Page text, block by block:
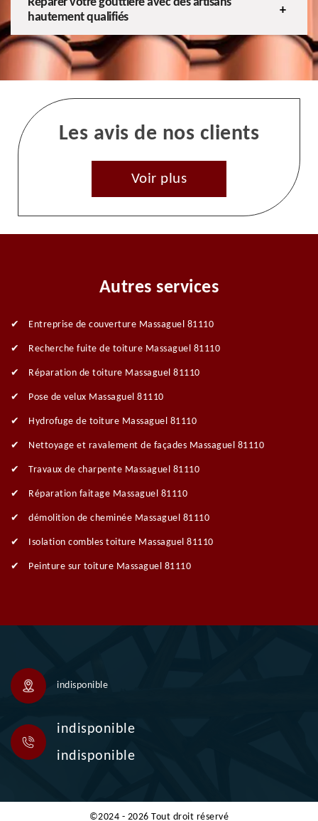
hautement qualifiés
Les avis de nos clients
Voir plus
Autres services
Entreprise de couverture Massaguel 81110
Recherche fuite de toiture Massaguel 81110
Réparation de toiture Massaguel 81110
Pose de velux Massaguel 81110
Hydrofuge de toiture Massaguel 81110
Nettoyage et ravalement de façades Massaguel 81110
Travaux de charpente Massaguel 81110
Réparation faitage Massaguel 81110
démolition de cheminée Massaguel 81110
Isolation combles toiture Massaguel 81110
Peinture sur toiture Massaguel 81110
indisponible
indisponible
indisponible
©2024 - 2026 Tout droit réservé